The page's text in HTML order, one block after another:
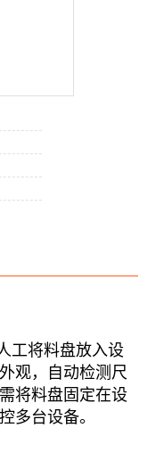
工将料盘放入设
观，自动检测尺
将料盘固定在设
多台设备。